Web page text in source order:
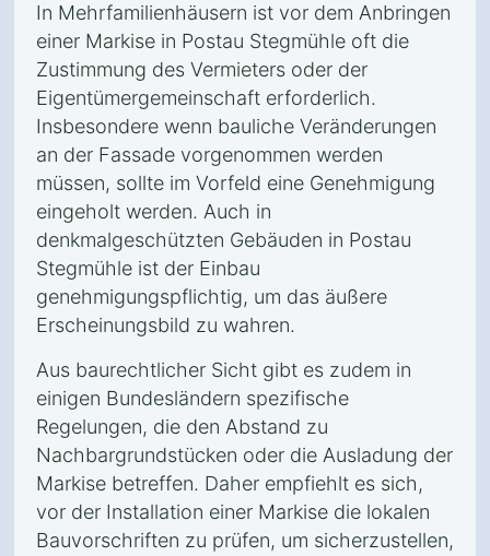
In Mehrfamilienhäusern ist vor dem Anbringen
einer Markise in Postau Stegmühle oft die
Zustimmung des Vermieters oder der
Eigentümergemeinschaft erforderlich.
Insbesondere wenn bauliche Veränderungen
an der Fassade vorgenommen werden
müssen, sollte im Vorfeld eine Genehmigung
eingeholt werden. Auch in
denkmalgeschützten Gebäuden in Postau
Stegmühle ist der Einbau
genehmigungspflichtig, um das äußere
Erscheinungsbild zu wahren.
Aus baurechtlicher Sicht gibt es zudem in
einigen Bundesländern spezifische
Regelungen, die den Abstand zu
Nachbargrundstücken oder die Ausladung der
Markise betreffen. Daher empfiehlt es sich,
vor der Installation einer Markise die lokalen
Bauvorschriften zu prüfen, um sicherzustellen,